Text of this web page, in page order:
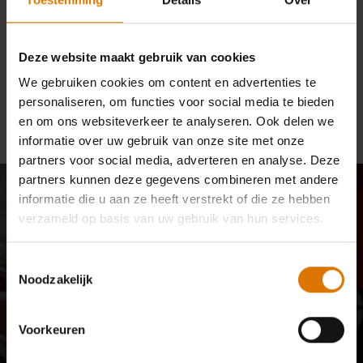
Deze website maakt gebruik van cookies
We gebruiken cookies om content en advertenties te
personaliseren, om functies voor social media te bieden
en om ons websiteverkeer te analyseren. Ook delen we
informatie over uw gebruik van onze site met onze
partners voor social media, adverteren en analyse. Deze
partners kunnen deze gegevens combineren met andere
informatie die u aan ze heeft verstrekt of die ze hebben
verzameld op basis van uw gebruik van hun services.
Noodzakelijk
Voorkeuren
Doorgaan met winkelen
Meld je aan: 10% korting
speciaal voor jou
E-mailupdates van onze community van barbecuekenners,
fijnproevers en liefhebbers van buiten koken. Meld je nu aan en
Aanmelden voor de nieuwsbrief kan een tijdje duren.